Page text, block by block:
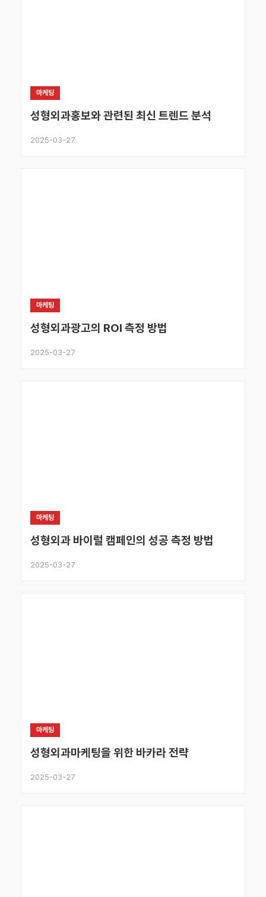
마케팅
성형외과홍보와 관련된 최신 트렌드 분석
2025-03-27
마케팅
성형외과광고의 ROI 측정 방법
2025-03-27
마케팅
성형외과 바이럴 캠페인의 성공 측정 방법
2025-03-27
마케팅
성형외과마케팅을 위한 바카라 전략
2025-03-27